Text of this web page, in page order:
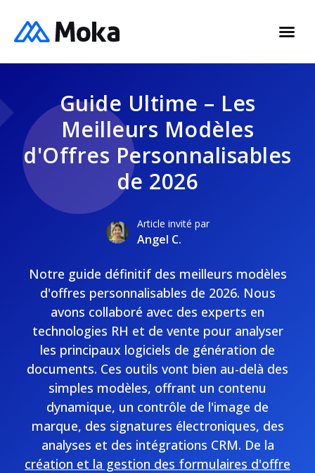
Guide Ultime – Les
Meilleurs Modèles
d'Offres Personnalisables
de 2026
Article invité par
Angel C.
Notre guide définitif des meilleurs modèles
d'offres personnalisables de 2026. Nous
avons collaboré avec des experts en
technologies RH et de vente pour analyser
les principaux logiciels de génération de
documents. Ces outils vont bien au-delà des
simples modèles, offrant un contenu
dynamique, un contrôle de l'image de
marque, des signatures électroniques, des
analyses et des intégrations CRM. De la
création et la gestion des formulaires d'offre